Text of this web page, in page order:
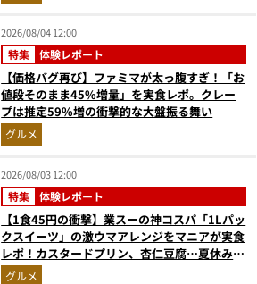
2026/08/04 12:00
特集 体験レポート
【価格バグ再び】ファミマが太っ腹すぎ！「お
値段そのまま45%増量」を実食レポ。クレー
プは推定59%増の衝撃的な大盤振る舞い
グルメ
2026/08/03 12:00
特集 体験レポート
【1食45円の衝撃】業スーの神コスパ「1Lパッ
クスイーツ」の激ウマアレンジをマニアが実食
レポ！カスタードプリン、杏仁豆腐…夏休みの
おやつに最強すぎた
グルメ